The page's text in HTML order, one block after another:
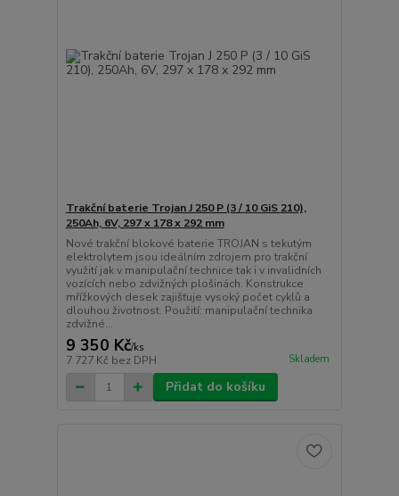
Trakční baterie Trojan J 250 P (3 / 10 GiS 210),
250Ah, 6V, 297 x 178 x 292 mm
Nové trakční blokové baterie TROJAN s tekutým
elektrolytem jsou ideálním zdrojem pro trakční
využití jak v manipulační technice tak i v invalidních
vozících nebo zdvižných plošinách. Konstrukce
mřížkových desek zajišťuje vysoký počet cyklů a
dlouhou životnost. Použití: manipulační technika
zdvižné...
9 350 Kč/ks
7 727 Kč bez DPH Skladem
Přidat do košíku